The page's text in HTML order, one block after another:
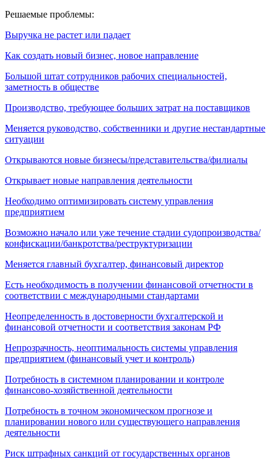
Решаемые проблемы:
Выручка не растет или падает
Как создать новый бизнес, новое направление
Большой штат сотрудников рабочих специальностей,
заметность в обществе
Производство, требующее больших затрат на поставщиков
Меняется руководство, собственники и другие нестандартные
ситуации
Открываются новые бизнесы/представительства/филиалы
Открывает новые направления деятельности
Необходимо оптимизировать систему управления
предприятием
Возможно начало или уже течение стадии судопроизводства/
конфискации/банкротства/реструктуризации
Меняется главный бухгалтер, финансовый директор
Есть необходимость в получении финансовой отчетности в
соответствии с международными стандартами
Неопределенность в достоверности бухгалтерской и
финансовой отчетности и соответствия законам РФ
Непрозрачность, неоптимальность системы управления
предприятием (финансовый учет и контроль)
Потребность в системном планировании и контроле
финансово-хозяйственной деятельности
Потребность в точном экономическом прогнозе и
планировании нового или существующего направления
деятельности
Риск штрафных санкций от государственных органов